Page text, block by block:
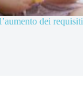
dei requisiti